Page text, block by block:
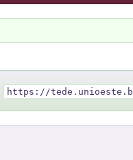
https://